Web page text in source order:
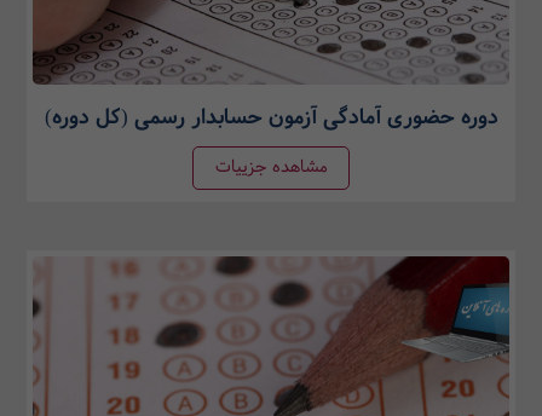
دوره حضوری آمادگی آزمون حسابدار رسمی (کل دوره)
مشاهده جزییات